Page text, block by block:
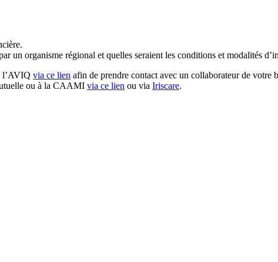
un organisme régional et quelles seraient les conditions et modalités
l’AVIQ via ce lien afin de prendre contact avec un collaborateur de votre
ou à la CAAMI via ce lien ou via Iriscare.